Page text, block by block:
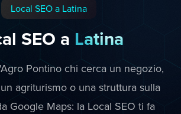
Local SEO a Latina
SEO a Latina
Pontino chi cerca un negozio,
agriturismo o una struttura sulla
Google Maps: la Local SEO ti fa